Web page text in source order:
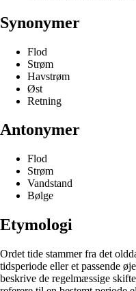
Synonymer
Flod
Strøm
Havstrøm
Øst
Retning
Antonymer
Flod
Strøm
Vandstand
Bølge
Etymologi
Ordet tide stammer fra det
tidsperiode eller et passende
beskrive de regelmæssige